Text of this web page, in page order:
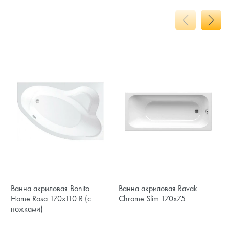
Ванна акриловая Bonito
Home Rosa 170x110 R (с
ножками)
Ванна акриловая Ravak
Chrome Slim 170x75